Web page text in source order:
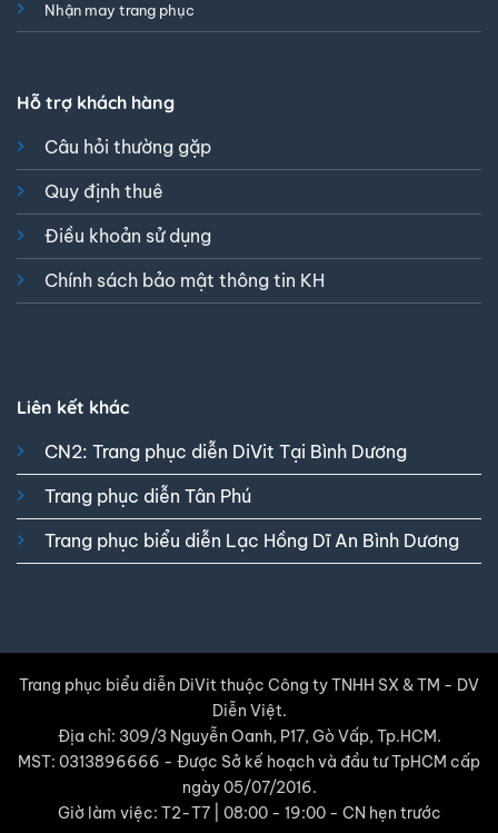
Nhận may trang phục
Hỗ trợ khách hàng
Câu hỏi thường gặp
Quy định thuê
Điều khoản sử dụng
Chính sách bảo mật thông tin KH
Liên kết khác
CN2: Trang phục diễn DiVit Tại Bình Dương
Trang phục diễn Tân Phú
Trang phục biểu diễn Lạc Hồng Dĩ An Bình Dương
Trang phục biểu diễn DiVit thuộc Công ty TNHH SX & TM - DV
Diễn Việt.
Địa chỉ: 309/3 Nguyễn Oanh, P17, Gò Vấp, Tp.HCM.
MST: 0313896666 - Được Sở kế hoạch và đầu tư TpHCM cấp
ngày 05/07/2016.
Giờ làm việc: T2-T7 | 08:00 - 19:00 - CN hẹn trước